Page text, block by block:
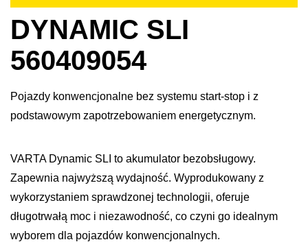
DYNAMIC SLI
560409054
Pojazdy konwencjonalne bez systemu start-stop i z
podstawowym zapotrzebowaniem energetycznym.
VARTA Dynamic SLI to akumulator bezobsługowy.
Zapewnia najwyższą wydajność. Wyprodukowany z
wykorzystaniem sprawdzonej technologii, oferuje
długotrwałą moc i niezawodność, co czyni go idealnym
wyborem dla pojazdów konwencjonalnych.